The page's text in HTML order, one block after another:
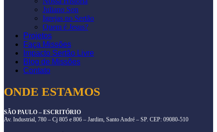
Juliano Son
Igrejas no Sertão
Quem é Jesus?
Projetos
Faça Missões
Impacto Sertão Livre
Blog de Missões
Contato
ONDE ESTAMOS
SÃO PAULO – ESCRITÓRIO
Av. Industrial, 780 – Cj 805 e 806 – Jardim, Santo André – SP. CEP: 09080-510